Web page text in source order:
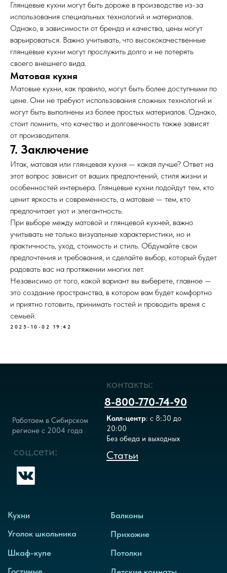
Глянцевые кухни могут быть дороже в производстве из-за
использования специальных технологий и материалов.
Однако, в зависимости от бренда и качества, цены могут
варьироваться. Важно учитывать, что высококачественные
глянцевые кухни могут прослужить долго и не потерять
своего внешнего вида.
Матовая кухня
Матовые кухни, как правило, могут быть более доступными по
цене. Они не требуют использования сложных технологий и
могут быть выполнены из более простых материалов. Однако,
стоит помнить, что качество и долговечность также зависят
от производителя.
7. Заключение
Итак, матовая или глянцевая кухня — какая лучше? Ответ на
этот вопрос зависит от ваших предпочтений, стиля жизни и
особенностей интерьера. Глянцевые кухни подойдут тем, кто
ценит яркость и современность, а матовые — тем, кто
предпочитает уют и элегантность.
При выборе между матовой и глянцевой кухней, важно
учитывать не только визуальные характеристики, но и
практичность, уход, стоимость и стиль. Обдумайте свои
предпочтения и требования, и сделайте выбор, который будет
радовать вас на протяжении многих лет.
Независимо от того, какой вариант вы выберете, главное —
это создание пространства, в котором вам будет комфортно
и приятно готовить, принимать гостей и проводить время с
семьей.
2025-10-02 19:42
Политика конфиденциальности
Согласие на обработку персональных данных